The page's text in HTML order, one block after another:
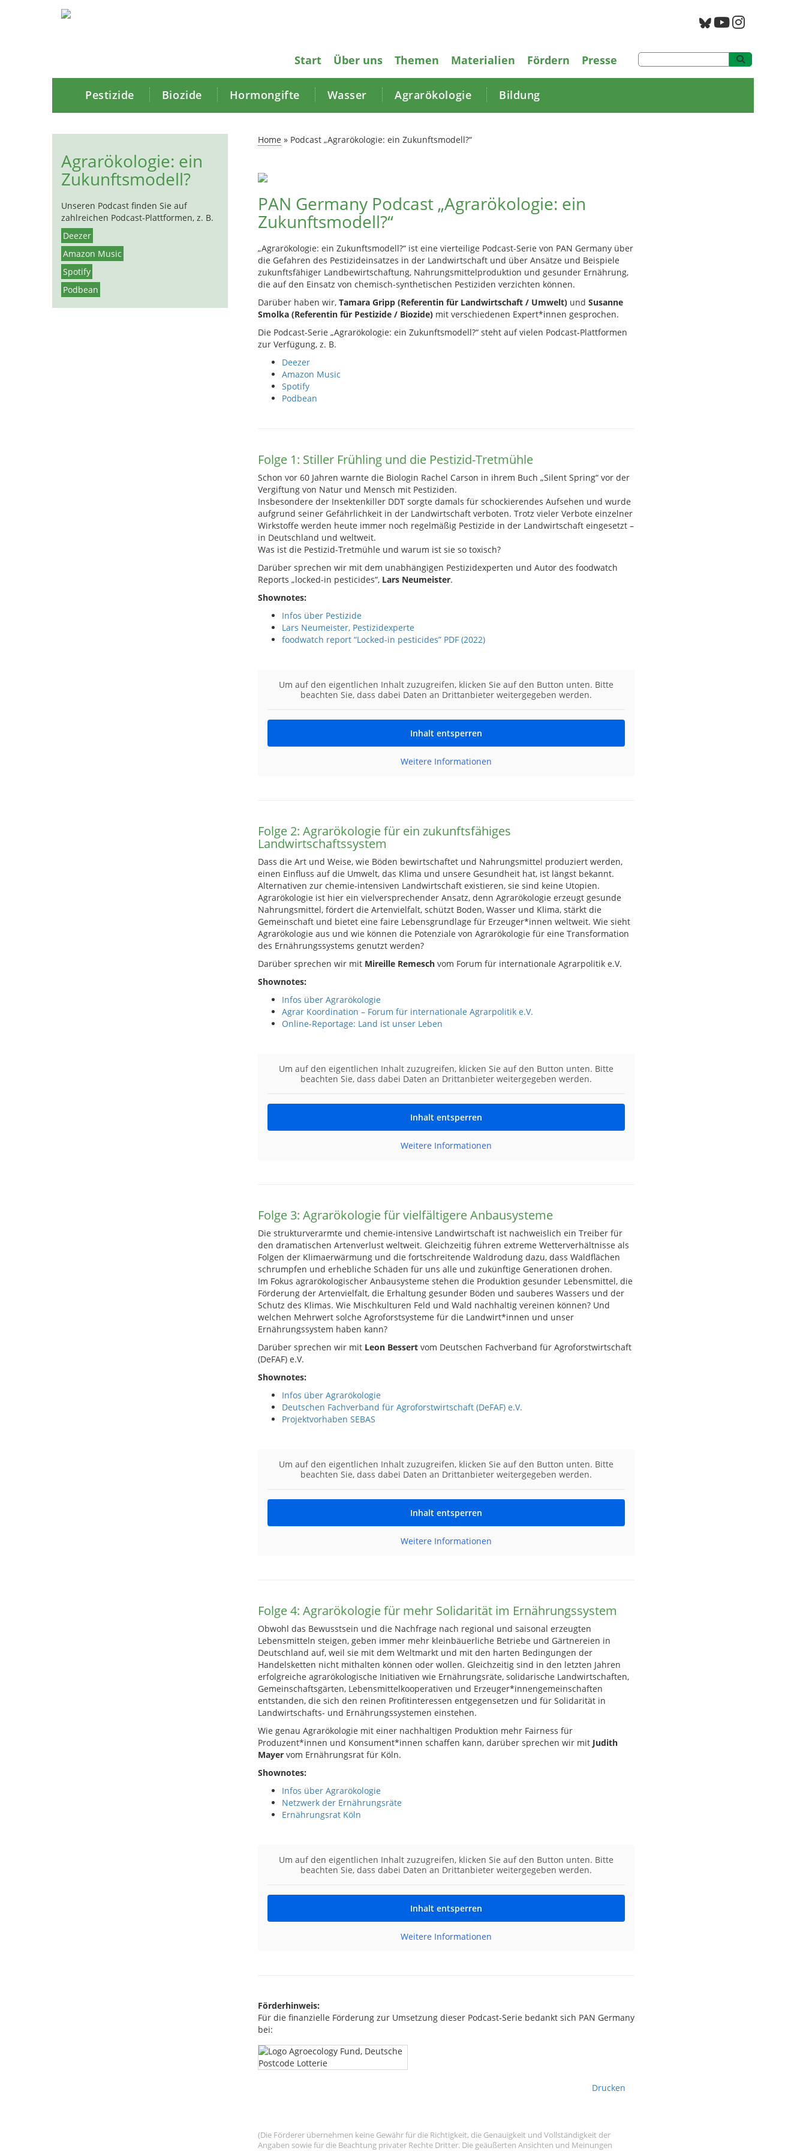
Start Über uns Themen Materialien Fördern Presse
Pestizide Biozide Hormongifte Wasser Agrarökologie Bildung
Agrarökologie: ein
Zukunftsmodell?
Unseren Podcast finden Sie auf
zahlreichen Podcast-Plattformen, z. B.
Deezer
Amazon Music
Spotify
Podbean
Home » Podcast „Agrarökologie: ein Zukunftsmodell?“
PAN Germany Podcast „Agrarökologie: ein
Zukunftsmodell?“
„Agrarökologie: ein Zukunftsmodell?“ ist eine vierteilige Podcast-Serie von PAN Germany über
die Gefahren des Pestizideinsatzes in der Landwirtschaft und über Ansätze und Beispiele
zukunftsfähiger Landbewirtschaftung, Nahrungsmittelproduktion und gesunder Ernährung,
die auf den Einsatz von chemisch-synthetischen Pestiziden verzichten können.
Darüber haben wir, Tamara Gripp (Referentin für Landwirtschaft / Umwelt)und Susanne
Smolka (Referentin für Pestizide / Biozide)mit verschiedenen Expert*innen gesprochen.
Die Podcast-Serie „Agrarökologie: ein Zukunftsmodell?“ steht auf vielen Podcast-Plattformen
zur Verfügung, z. B.
Deezer
Amazon Music
Spotify
Podbean
Folge 1: Stiller Frühling und die Pestizid-Tretmühle
Schon vor 60 Jahren warnte die Biologin Rachel Carson in ihrem Buch „Silent Spring“ vor der
Vergiftung von Natur und Mensch mit Pestiziden.
Insbesondere der Insektenkiller DDT sorgte damals für schockierendes Aufsehen und wurde
aufgrund seiner Gefährlichkeit in der Landwirtschaft verboten. Trotz vieler Verbote einzelner
Wirkstoffe werden heute immer noch regelmäßig Pestizide in der Landwirtschaft eingesetzt –
in Deutschland und weltweit.
Was ist die Pestizid-Tretmühle und warum ist sie so toxisch?
Darüber sprechen wir mit dem unabhängigen Pestizidexperten und Autor des foodwatch
Reports „locked-in pesticides“, Lars Neumeister.
Shownotes:
Infos über Pestizide
Lars Neumeister, Pestizidexperte
foodwatch report “Locked-in pesticides” PDF (2022)
Um auf den eigentlichen Inhalt zuzugreifen, klicken Sie auf den Button unten. Bitte
beachten Sie, dass dabei Daten an Drittanbieter weitergegeben werden.
Inhalt entsperren
Weitere Informationen
Folge 2: Agrarökologie für ein zukunftsfähiges
Landwirtschaftssystem
Dass die Art und Weise, wie Böden bewirtschaftet und Nahrungsmittel produziert werden,
einen Einfluss auf die Umwelt, das Klima und unsere Gesundheit hat, ist längst bekannt.
Alternativen zur chemie-intensiven Landwirtschaft existieren, sie sind keine Utopien.
Agrarökologie ist hier ein vielversprechender Ansatz, denn Agrarökologie erzeugt gesunde
Nahrungsmittel, fördert die Artenvielfalt, schützt Boden, Wasser und Klima, stärkt die
Gemeinschaft und bietet eine faire Lebensgrundlage für Erzeuger*innen weltweit. Wie sieht
Agrarökologie aus und wie können die Potenziale von Agrarökologie für eine Transformation
des Ernährungssystems genutzt werden?
Darüber sprechen wir mit Mireille Remeschvom Forum für internationale Agrarpolitik e.V.
Shownotes:
Infos über Agrarökologie
Agrar Koordination – Forum für internationale Agrarpolitik e.V.
Online-Reportage: Land ist unser Leben
Um auf den eigentlichen Inhalt zuzugreifen, klicken Sie auf den Button unten. Bitte
beachten Sie, dass dabei Daten an Drittanbieter weitergegeben werden.
Inhalt entsperren
Weitere Informationen
Folge 3: Agrarökologie für vielfältigere Anbausysteme
Die strukturverarmte und chemie-intensive Landwirtschaft ist nachweislich ein Treiber für
den dramatischen Artenverlust weltweit. Gleichzeitig führen extreme Wetterverhältnisse als
Folgen der Klimaerwärmung und die fortschreitende Waldrodung dazu, dass Waldflächen
schrumpfen und erhebliche Schäden für uns alle und zukünftige Generationen drohen.
Im Fokus agrarökologischer Anbausysteme stehen die Produktion gesunder Lebensmittel, die
Förderung der Artenvielfalt, die Erhaltung gesunder Böden und sauberes Wassers und der
Schutz des Klimas. Wie Mischkulturen Feld und Wald nachhaltig vereinen können? Und
welchen Mehrwert solche Agroforstsysteme für die Landwirt*innen und unser
Ernährungssystem haben kann?
Darüber sprechen wir mit Leon Bessertvom Deutschen Fachverband für Agroforstwirtschaft
(DeFAF) e.V.
Shownotes:
Infos über Agrarökologie
Deutschen Fachverband für Agroforstwirtschaft (DeFAF) e.V.
Projektvorhaben SEBAS
Um auf den eigentlichen Inhalt zuzugreifen, klicken Sie auf den Button unten. Bitte
beachten Sie, dass dabei Daten an Drittanbieter weitergegeben werden.
Inhalt entsperren
Weitere Informationen
Folge 4: Agrarökologie für mehr Solidarität im Ernährungssystem
Obwohl das Bewusstsein und die Nachfrage nach regional und saisonal erzeugten
Lebensmitteln steigen, geben immer mehr kleinbäuerliche Betriebe und Gärtnereien in
Deutschland auf, weil sie mit dem Weltmarkt und mit den harten Bedingungen der
Handelsketten nicht mithalten können oder wollen. Gleichzeitig sind in den letzten Jahren
erfolgreiche agrarökologische Initiativen wie Ernährungsräte, solidarische Landwirtschaften,
Gemeinschaftsgärten, Lebensmittelkooperativen und Erzeuger*innengemeinschaften
entstanden, die sich den reinen Profitinteressen entgegensetzen und für Solidarität in
Landwirtschafts- und Ernährungssystemen einstehen.
Wie genau Agrarökologie mit einer nachhaltigen Produktion mehr Fairness für
Produzent*innen und Konsument*innen schaffen kann, darüber sprechen wir mit Judith
Mayervom Ernährungsrat für Köln.
Shownotes:
Infos über Agrarökologie
Netzwerk der Ernährungsräte
Ernährungsrat Köln
Um auf den eigentlichen Inhalt zuzugreifen, klicken Sie auf den Button unten. Bitte
beachten Sie, dass dabei Daten an Drittanbieter weitergegeben werden.
Inhalt entsperren
Weitere Informationen
Förderhinweis:
Für die finanzielle Förderung zur Umsetzung dieser Podcast-Serie bedankt sich PAN Germany
bei:
Drucken
(Die Förderer übernehmen keine Gewähr für die Richtigkeit, die Genauigkeit und Vollständigkeit der
Angaben sowie für die Beachtung privater Rechte Dritter. Die geäußerten Ansichten und Meinungen